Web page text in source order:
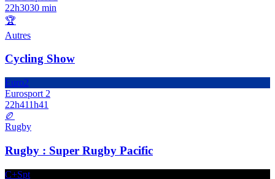
22h3030 min
🏆
Autres
Cycling Show
Euro2
Eurosport 2
22h411h41
🏉
Rugby
Rugby : Super Rugby Pacific
C+Spt